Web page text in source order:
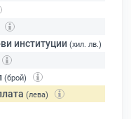
институции (хил. лв.)
(брой)
(лева)